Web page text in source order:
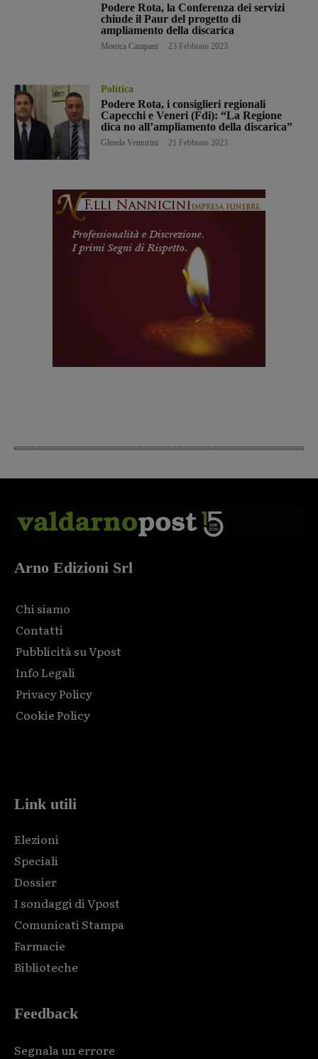
Podere Rota, la Conferenza dei servizi
chiude il Paur del progetto di
ampliamento della discarica
Monica Campani 23 Febbraio 2023
Politica
Podere Rota, i consiglieri regionali
Capecchi e Veneri (Fdi): “La Regione
dica no all’ampliamento della discarica”
Glenda Venturini 21 Febbraio 2023
Arno Edizioni Srl
Chi siamo
Contatti
Pubblicità su Vpost
Info Legali
Privacy Policy
Cookie Policy
Link utili
Elezioni
Speciali
Dossier
I sondaggi di Vpost
Comunicati Stampa
Farmacie
Biblioteche
Feedback
Segnala un errore